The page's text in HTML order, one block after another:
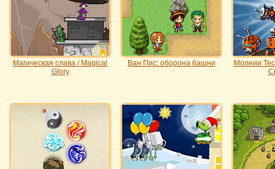
Магическая слава / Magical
Glory
Ван Пис: оборона башни
Молнии